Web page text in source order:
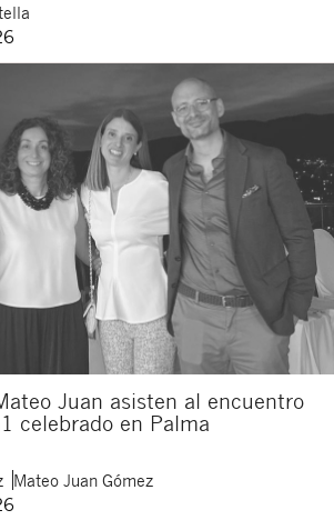
Juan asisten al encuentro
celebrado en Palma
Mateo Juan Gómez